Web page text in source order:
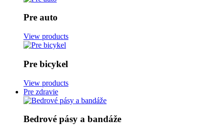
Pre auto
View products
Pre bicykel
View products
Pre zdravie
Bedrové pásy a bandáže